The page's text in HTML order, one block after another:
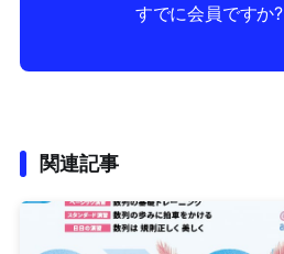
すでに会員ですか?
関連記事